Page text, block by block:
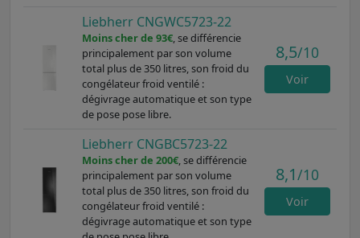
Liebherr CNGWC5723-22
Moins cher de 93€, se différencie
principalement par son volume
total plus de 350 litres, son froid du
congélateur froid ventilé :
dégivrage automatique et son type
de pose pose libre.
8,5/10
Voir
Liebherr CNGBC5723-22
Moins cher de 200€, se différencie
principalement par son volume
total plus de 350 litres, son froid du
congélateur froid ventilé :
dégivrage automatique et son type
8,1/10
Voir